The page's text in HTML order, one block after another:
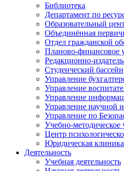
Библиотека
Департамент по
Образовательный
Объединённая
Отдел гражданской
Планово-финансовое
Редакционно-
Студенческий бассейн
Управление
Управление
Управление
Управление научной
Управление по
Учебно-методическое
Центр
Юридическая клиника
Деятельность
Учебная деятельность